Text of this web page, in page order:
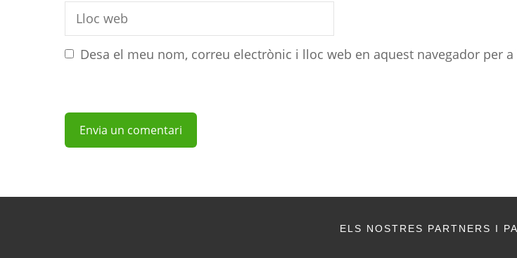
Lloc
web
Desa el meu nom, correu electrònic i lloc web en aquest navegador per
ELS NOSTRES PARTNERS I